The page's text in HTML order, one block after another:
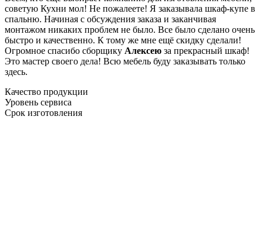
советую Кухни мол! Не пожалеете! Я заказывала шкаф-купе в
спальню. Начиная с обсуждения заказа и заканчивая
монтажом никаких проблем не было. Все было сделано очень
быстро и качественно. К тому же мне ещё скидку сделали!
Огромное спасибо сборщику Алексею за прекрасный шкаф!
Это мастер своего дела! Всю мебель буду заказывать только
здесь.
Качество продукции
Уровень сервиса
Срок изготовления